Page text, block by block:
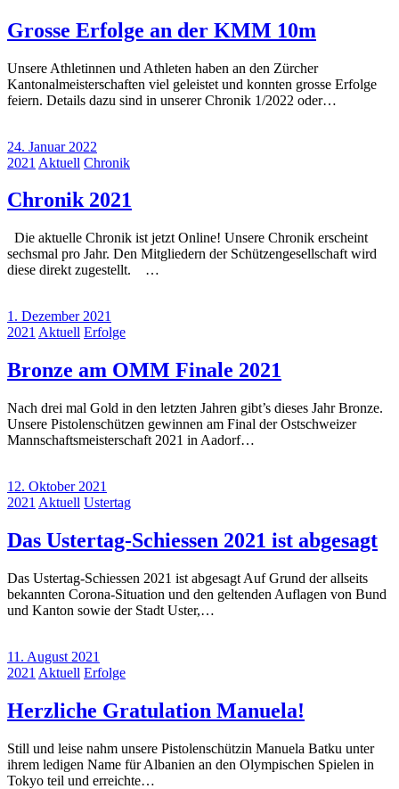
Grosse Erfolge an der KMM 10m
Unsere Athletinnen und Athleten haben an den Zürcher
Kantonalmeisterschaften viel geleistet und konnten grosse Erfolge
feiern. Details dazu sind in unserer Chronik 1/2022 oder…
24. Januar 2022
2021 Aktuell Chronik
Chronik 2021
Die aktuelle Chronik ist jetzt Online! Unsere Chronik erscheint
sechsmal pro Jahr. Den Mitgliedern der Schützengesellschaft wird
diese direkt zugestellt. …
1. Dezember 2021
2021 Aktuell Erfolge
Bronze am OMM Finale 2021
Nach drei mal Gold in den letzten Jahren gibt’s dieses Jahr Bronze.
Unsere Pistolenschützen gewinnen am Final der Ostschweizer
Mannschaftsmeisterschaft 2021 in Aadorf…
12. Oktober 2021
2021 Aktuell Ustertag
Das Ustertag-Schiessen 2021 ist abgesagt
Das Ustertag-Schiessen 2021 ist abgesagt Auf Grund der allseits
bekannten Corona-Situation und den geltenden Auflagen von Bund
und Kanton sowie der Stadt Uster,…
11. August 2021
2021 Aktuell Erfolge
Herzliche Gratulation Manuela!
Still und leise nahm unsere Pistolenschützin Manuela Batku unter
ihrem ledigen Name für Albanien an den Olympischen Spielen in
Tokyo teil und erreichte…